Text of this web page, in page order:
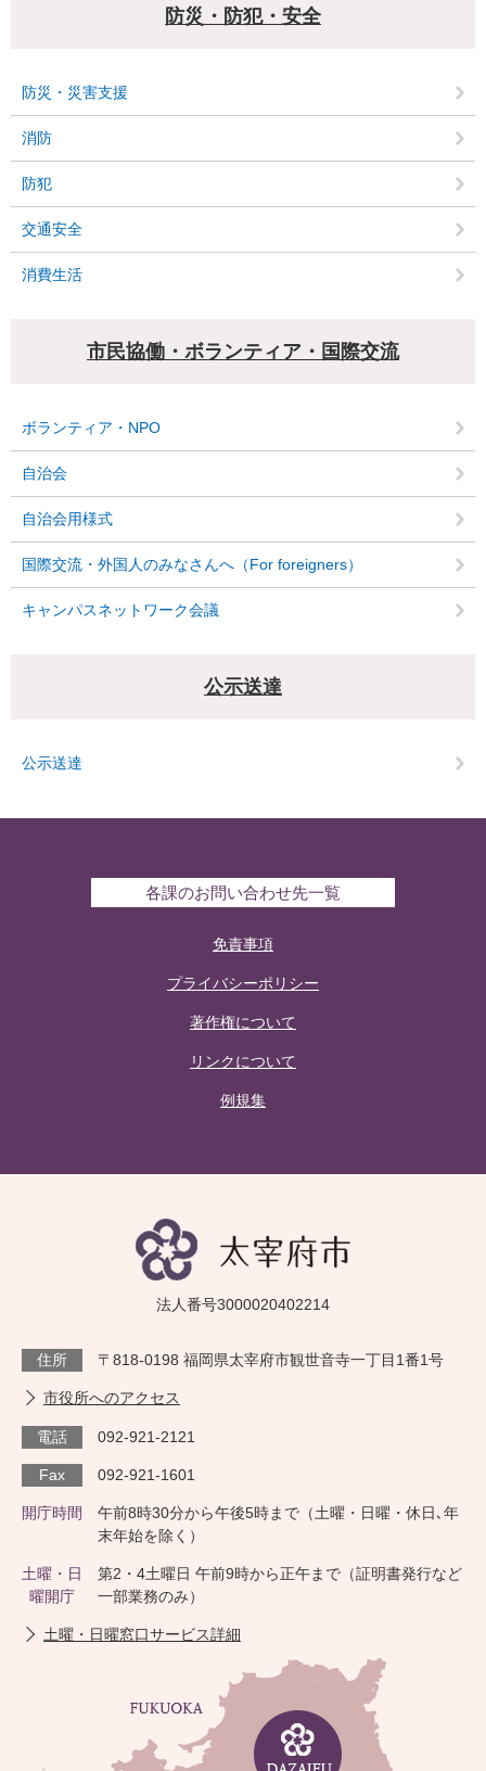
防災・防犯・安全
防災・災害支援
消防
防犯
交通安全
消費生活
市民協働・ボランティア・国際交流
ボランティア・NPO
自治会
自治会用様式
国際交流・外国人のみなさんへ（For foreigners）
キャンパスネットワーク会議
公示送達
公示送達
各課のお問い合わせ先一覧
免責事項
プライバシーポリシー
著作権について
リンクについて
例規集
法人番号3000020402214
住所 〒818-0198 福岡県太宰府市観世音寺一丁目1番1号
市役所へのアクセス
電話 092-921-2121
Fax 092-921-1601
開庁時間
午前8時30分から午後5時まで（土曜・日曜・休日､年
末年始を除く）
土曜・日
曜開庁
第2・4土曜日 午前9時から正午まで（証明書発行など
一部業務のみ）
土曜・日曜窓口サービス詳細